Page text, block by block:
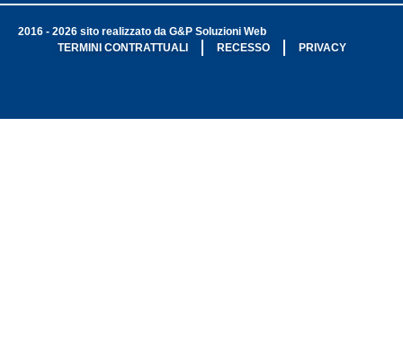
2016 - 2026 sito realizzato da G&P Soluzioni Web
TERMINI CONTRATTUALI
RECESSO PRIVACY